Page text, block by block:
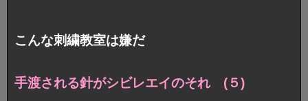
こんな刺繍教室は嫌だ
手渡される針がシビレエイのそれ (５)